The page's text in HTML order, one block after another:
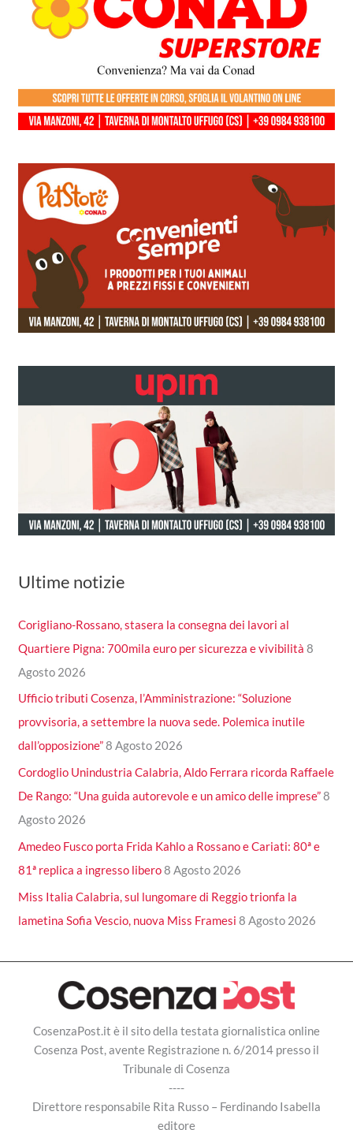
Ultime notizie
Corigliano-Rossano, stasera la consegna dei lavori al
Quartiere Pigna: 700mila euro per sicurezza e vivibilità 8
Agosto 2026
Ufficio tributi Cosenza, l’Amministrazione: “Soluzione
provvisoria, a settembre la nuova sede. Polemica inutile
dall’opposizione”8 Agosto 2026
Cordoglio Unindustria Calabria, Aldo Ferrara ricorda Raffaele
De Rango: “Una guida autorevole e un amico delle imprese”8
Agosto 2026
Amedeo Fusco porta Frida Kahlo a Rossano e Cariati: 80ª e
81ª replica a ingresso libero8 Agosto 2026
Miss Italia Calabria, sul lungomare di Reggio trionfa la
lametina Sofia Vescio, nuova Miss Framesi 8 Agosto 2026
CosenzaPost.it è il sito della testata giornalistica online
Cosenza Post, avente Registrazione n. 6/2014 presso il
Tribunale di Cosenza
----
Direttore responsabile Rita Russo – Ferdinando Isabella
editore